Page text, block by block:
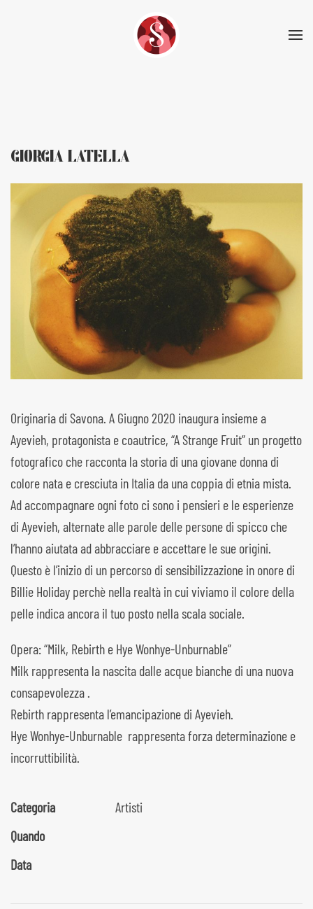
Skip to main content
GIORGIA LATELLA
Originaria di Savona. A Giugno 2020 inaugura insieme a
Ayevieh, protagonista e coautrice, “A Strange Fruit” un progetto
fotografico che racconta la storia di una giovane donna di
colore nata e cresciuta in Italia da una coppia di etnia mista.
Ad accompagnare ogni foto ci sono i pensieri e le esperienze
di Ayevieh, alternate alle parole delle persone di spicco che
l’hanno aiutata ad abbracciare e accettare le sue origini.
Questo è l’inizio di un percorso di sensibilizzazione in onore di
Billie Holiday perchè nella realtà in cui viviamo il colore della
pelle indica ancora il tuo posto nella scala sociale.
Opera: “Milk, Rebirth e Hye Wonhye-Unburnable”
Milk rappresenta la nascita dalle acque bianche di una nuova
consapevolezza .
Rebirth rappresenta l’emancipazione di Ayevieh.
Hye Wonhye-Unburnable rappresenta forza determinazione e
incorruttibilità.
Categoria
Artisti
Quando
Data